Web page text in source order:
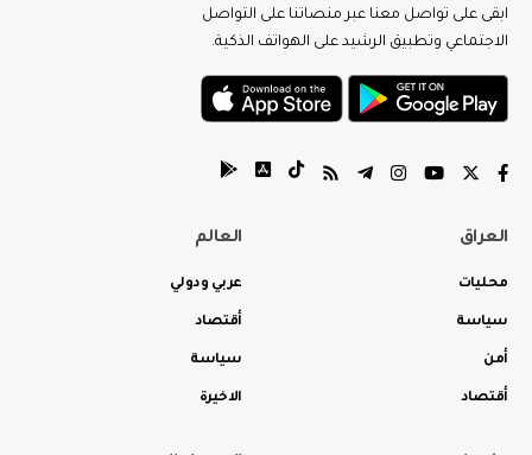
ابقى على تواصل معنا عبر منصاتنا على التواصل
الاجتماعي وتطبيق الرشيد على الهواتف الذكية.
العراق
محليات
سياسة
أمن
أقتصاد
العالم
عربي ودولي
أقتصاد
سياسة
الاخيرة